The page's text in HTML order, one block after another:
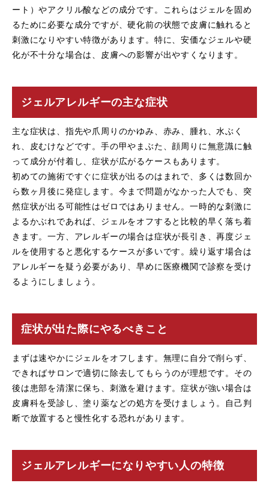
ート）やアクリル酸などの成分です。これらはジェルを固め
るために必要な成分ですが、硬化前の状態で皮膚に触れると
刺激になりやすい特徴があります。特に、安価なジェルや硬
化が不十分な場合は、皮膚への影響が出やすくなります。
ジェルアレルギーの主な症状
主な症状は、指先や爪周りのかゆみ、赤み、腫れ、水ぶく
れ、皮むけなどです。手の甲やまぶた、顔周りに無意識に触
って成分が付着し、症状が広がるケースもあります。
初めての施術ですぐに症状が出るのはまれで、多くは数回か
ら数ヶ月後に発症します。今まで問題がなかった人でも、突
然症状が出る可能性はゼロではありません。一時的な刺激に
よるかぶれであれば、ジェルをオフすると比較的早く落ち着
きます。一方、アレルギーの場合は症状が長引き、再度ジェ
ルを使用すると悪化するケースが多いです。繰り返す場合は
アレルギーを疑う必要があり、早めに医療機関で診察を受け
るようにしましょう。
症状が出た際にやるべきこと
まずは速やかにジェルをオフします。無理に自分で削らず、
できればサロンで適切に除去してもらうのが理想です。その
後は患部を清潔に保ち、刺激を避けます。症状が強い場合は
皮膚科を受診し、塗り薬などの処方を受けましょう。自己判
断で放置すると慢性化する恐れがあります。
ジェルアレルギーになりやすい人の特徴